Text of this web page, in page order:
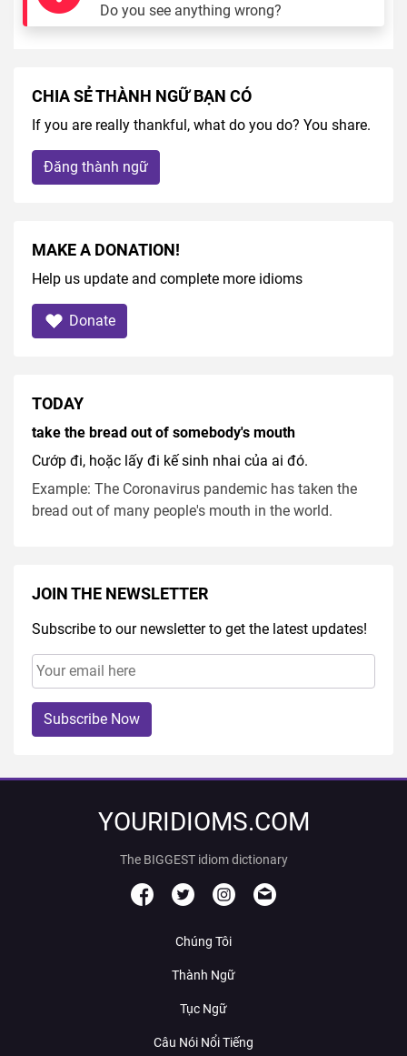
Do you see anything wrong?
CHIA SẺ THÀNH NGỮ BẠN CÓ
If you are really thankful, what do you do? You share.
Đăng thành ngữ
MAKE A DONATION!
Help us update and complete more idioms
Donate
TODAY
take the bread out of somebody's mouth
Cướp đi, hoặc lấy đi kế sinh nhai của ai đó.
Example: The Coronavirus pandemic has taken the
bread out of many people's mouth in the world.
JOIN THE NEWSLETTER
Subscribe to our newsletter to get the latest updates!
Subscribe Now
YOURIDIOMS.COM
The BIGGEST idiom dictionary
Chúng Tôi
Thành Ngữ
Tục Ngữ
Câu Nói Nổi Tiếng